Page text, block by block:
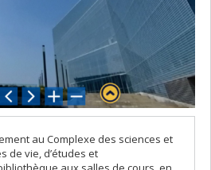
au Complexe des sciences et
de vie, d’études et